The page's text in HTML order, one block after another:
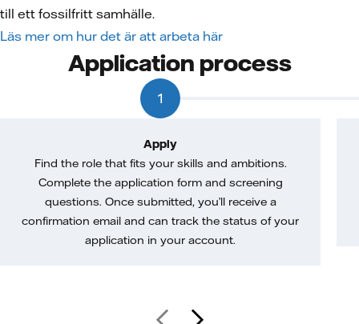
till ett fossilfritt samhälle.
Läs mer om hur det är att arbeta här
Application process
1
Apply
Find the role that fits your skills and ambitions.
Complete the application form and screening
questions. Once submitted, you’ll receive a
confirmation email and can track the status of your
application in your account.